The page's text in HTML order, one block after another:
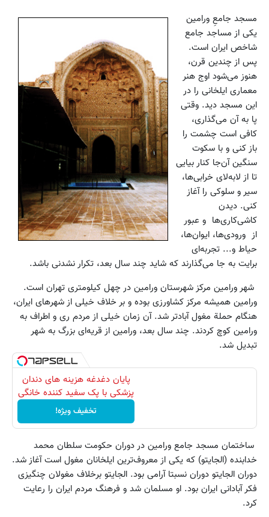
مسجد جامعِ ورامین
یکی از مساجد جامع
شاخص ایران است.
پس از چندین قرن،
هنوز می‌شود اوج هنر
معماری ایلخانی را در
این مسجد دید. وقتی
پا به آن می‌گذاری،
کافی است چشمت را
باز کنی و با سکوت
سنگین آن‌جا کنار بیایی
تا از لابه‌لای خرابی‌ها،
سیر و سلوکی را آغاز
کنی. دیدن
کاشی‌کاری‌ها و عبور
از ورودی‌ها، ایوان‌ها،
حیاط و... تجربه‌ای
برایت به جا می‌گذارند که شاید چند سال بعد، تکرار نشدنی باشد.
شهر ورامین مرکز شهرستان ورامین در چهل کیلومتری تهران است.
ورامین همیشه مرکز کشاورزی بوده و بر خلاف خیلی از شهرهای ایران،
هنگام حملة مغول آبادتر شد. آن زمان خیلی از مردم ری و اطراف به
ورامین کوچ کردند. چند سال بعد، ورامین از قریه‌ای بزرگ به شهر
تبدیل شد.
پایان دغدغه هزینه های دندان
پزشکی با پک سفید کننده خانگی
تخفیف ویژه!
ساختمان مسجد جامع ورامین در دوران حکومت سلطان محمد
خدابنده (الجایتو) که یکی از معروف‌ترین ایلخانان مغول است آغاز شد.
دوران الجایتو دوران نسبتا آرامی بود. الجایتو برخلاف مغولان چنگیزی
فکر آبادانی ایران بود. او مسلمان شد و فرهنگ مردم ایران را رعایت
کرد.